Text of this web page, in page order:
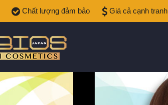
Chất lượng đảm bảo Giá cả cạnh tranh